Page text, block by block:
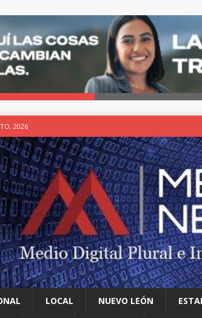
2026
LOCAL NUEVO LEÓN